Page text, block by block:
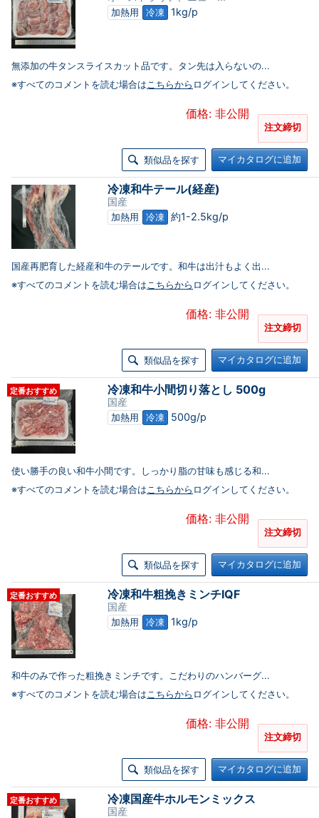
加熱用 冷凍 1kg/p
無添加の牛タンスライスカット品です。タン先は入らないの...
※すべてのコメントを読む場合はこちらから ログインしてください。
価格: 非公開
注文締切
類似品を探す マイカタログに追加
冷凍和牛テール(経産)
国産
加熱用 冷凍 約1-2.5kg/p
国産再肥育した経産和牛のテールです。和牛は出汁もよく出...
※すべてのコメントを読む場合はこちらから ログインしてください。
価格: 非公開
注文締切
類似品を探す マイカタログに追加
定番おすすめ 冷凍和牛小間切り落とし 500g
国産
加熱用 冷凍 500g/p
使い勝手の良い和牛小間です。しっかり脂の甘味も感じる和...
※すべてのコメントを読む場合はこちらから ログインしてください。
価格: 非公開
注文締切
類似品を探す マイカタログに追加
定番おすすめ 冷凍和牛粗挽きミンチIQF
国産
加熱用 冷凍 1kg/p
和牛のみで作った粗挽きミンチです。こだわりのハンバーグ...
※すべてのコメントを読む場合はこちらから ログインしてください。
価格: 非公開
注文締切
類似品を探す マイカタログに追加
定番おすすめ 冷凍国産牛ホルモンミックス
国産